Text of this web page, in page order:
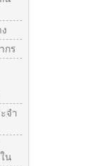
กร
จำ
น